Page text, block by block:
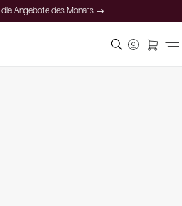
die Angebote des Monats →